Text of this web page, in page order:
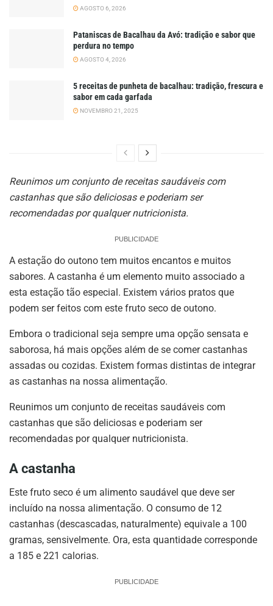
AGOSTO 6, 2026
Pataniscas de Bacalhau da Avó: tradição e sabor que
perdura no tempo
AGOSTO 4, 2026
5 receitas de punheta de bacalhau: tradição, frescura e
sabor em cada garfada
NOVEMBRO 21, 2025
Reunimos um conjunto de receitas saudáveis com
castanhas que são deliciosas e poderiam ser
recomendadas por qualquer nutricionista.
PUBLICIDADE
A estação do outono tem muitos encantos e muitos
sabores. A castanha é um elemento muito associado a
esta estação tão especial. Existem vários pratos que
podem ser feitos com este fruto seco de outono.
Embora o tradicional seja sempre uma opção sensata e
saborosa, há mais opções além de se comer castanhas
assadas ou cozidas. Existem formas distintas de integrar
as castanhas na nossa alimentação.
Reunimos um conjunto de receitas saudáveis com
castanhas que são deliciosas e poderiam ser
recomendadas por qualquer nutricionista.
A castanha
Este fruto seco é um alimento saudável que deve ser
incluído na nossa alimentação. O consumo de 12
castanhas (descascadas, naturalmente) equivale a 100
gramas, sensivelmente. Ora, esta quantidade corresponde
a 185 e 221 calorias.
PUBLICIDADE